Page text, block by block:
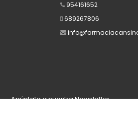
954161652
689267806
Apúntate a nuestra Newsletter